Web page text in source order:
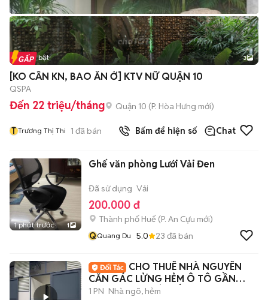
Tin nổi bật 3
[KO CẦN KN, BAO ĂN Ở] KTV NỮ QUẬN 10
QSPA
Đến 22 triệu/tháng Quận 10 (P. Hòa Hưng mới)
T Trương Thị Thi 1 đã bán Bấm để hiện số Chat
1 phút trước 1
Ghế văn phòng Lưới Vải Đen
Đã sử dụng Vải
200.000 đ
Thành phố Huế (P. An Cựu mới)
QQuang Du 5.0 23 đã bán
CHO THUÊ NHÀ NGUYÊN
CĂN GÁC LỬNG HẺM Ô TÔ GẦN
LOTTE MART GÒ VẤP
1 PN Nhà ngõ, hẻm